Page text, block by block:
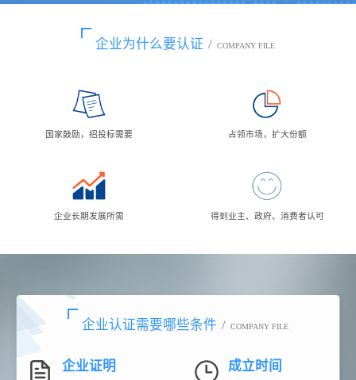
企业为什么要认证 / COMPANY FILE
国家鼓励，招投标需要 占领市场，扩大份额
企业长期发展所需 得到业主、政府、消费者认可
企业认证需要哪些条件 / COMPANY FILE
企业证明 成立时间